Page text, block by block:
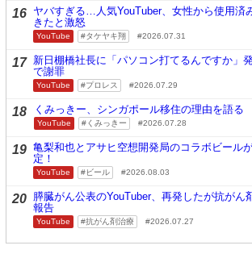
16 ヤバすぎる…人気YouTuber、女性から使用済
きたと激怒
YouTube タケヤキ翔 2026.07.31
17 新日棚橋社長に「パソコン打てるんですか」
で謝罪
YouTube プロレス 2026.07.29
18 くみっきー、シンガポール移住の理由を語る
YouTube くみっきー 2026.07.28
19 亀梨和也とアサヒ空想開発局のコラボビール
定！
YouTube ビール 2026.08.03
20 膵臓がん公表のYouTuber、再発したが抗がん
報告
YouTube 抗がん剤治療 2026.07.27